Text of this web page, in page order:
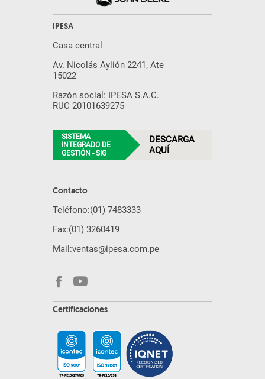
IPESA
Casa central
Av. Nicolás Aylión 2241, Ate
15022
Razón social: IPESA S.A.C.
RUC 20101639275
SISTEMA
INTEGRADO DE
GESTIÓN - SIG
DESCARGA
AQUÍ
Contacto
Teléfono:(01) 7483333
Fax:(01) 3260419
Mail:ventas@ipesa.com.pe
Certificaciones